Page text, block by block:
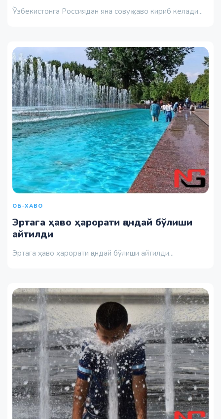
Ўзбекистонга Россиядан яна совуқ ҳаво кириб келади...
ОБ-ХАВО
Эртага ҳаво ҳарорати қандай бўлиши
айтилди
Эртага ҳаво ҳарорати қандай бўлиши айтилди...